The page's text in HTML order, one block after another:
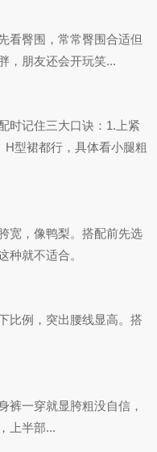
看臀围，常常臀围合适但
，朋友还会开玩笑...
时记住三大口诀：1.上紧
型裙都行，具体看小腿粗
宽，像鸭梨。搭配前先选
种就不适合。
比例，突出腰线显高。搭
裤一穿就显胯粗没自信，
上半部...